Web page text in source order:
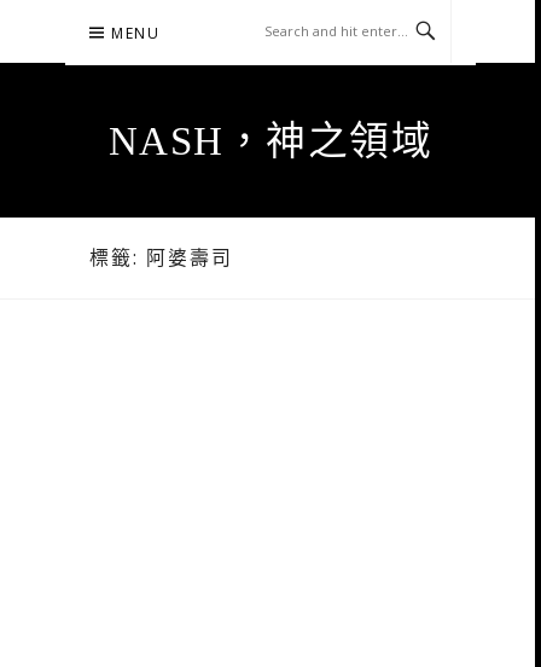
content
MENU
NASH，神之領域
標籤: 阿婆壽司